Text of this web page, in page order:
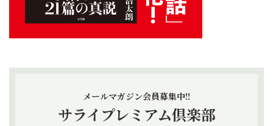
メールマガジン会員募集中!!
サライプレミアム倶楽部